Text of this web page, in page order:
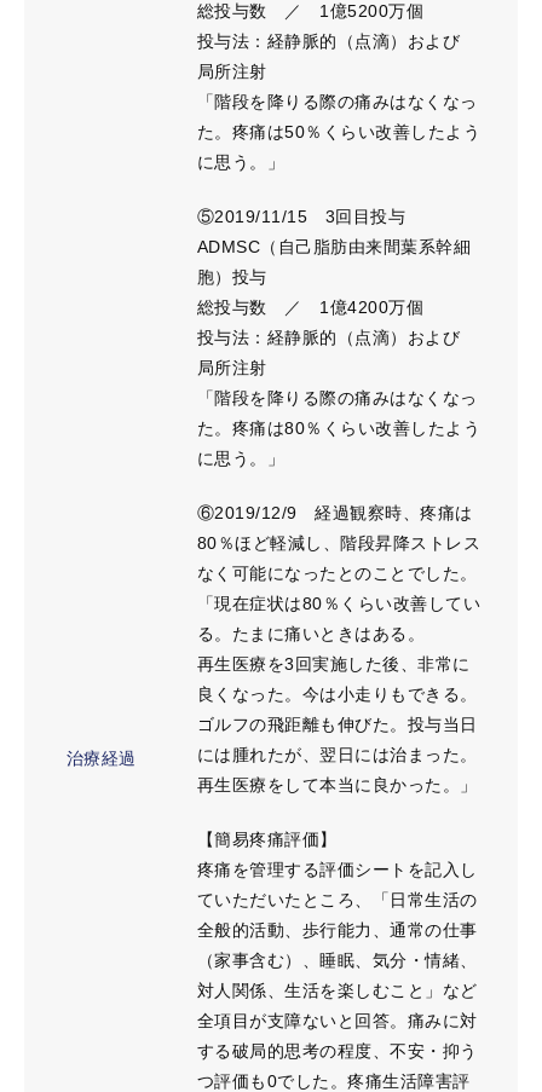
治療経過
総投与数 ／ 1億5200万個
投与法：経静脈的（点滴）および
局所注射
「階段を降りる際の痛みはなくなっ
た。疼痛は50％くらい改善したよう
に思う。」
⑤2019/11/15 3回目投与
ADMSC（自己脂肪由来間葉系幹細
胞）投与
総投与数 ／ 1億4200万個
投与法：経静脈的（点滴）および
局所注射
「階段を降りる際の痛みはなくなっ
た。疼痛は80％くらい改善したよう
に思う。」
⑥2019/12/9 経過観察時、疼痛は
80％ほど軽減し、階段昇降ストレス
なく可能になったとのことでした。
「現在症状は80％くらい改善してい
る。たまに痛いときはある。
再生医療を3回実施した後、非常に
良くなった。今は小走りもできる。
ゴルフの飛距離も伸びた。投与当日
には腫れたが、翌日には治まった。
再生医療をして本当に良かった。」
【簡易疼痛評価】
疼痛を管理する評価シートを記入し
ていただいたところ、「日常生活の
全般的活動、歩行能力、通常の仕事
（家事含む）、睡眠、気分・情緒、
対人関係、生活を楽しむこと」など
全項目が支障ないと回答。痛みに対
する破局的思考の程度、不安・抑う
つ評価も0でした。疼痛生活障害評